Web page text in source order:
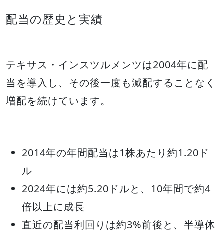
配当の歴史と実績
テキサス・インスツルメンツは2004年に配
当を導入し、その後一度も減配することなく
増配を続けています。
2014年の年間配当は1株あたり約1.20ド
ル
2024年には約5.20ドルと、10年間で約4
倍以上に成長
直近の配当利回りは約3%前後と、半導体